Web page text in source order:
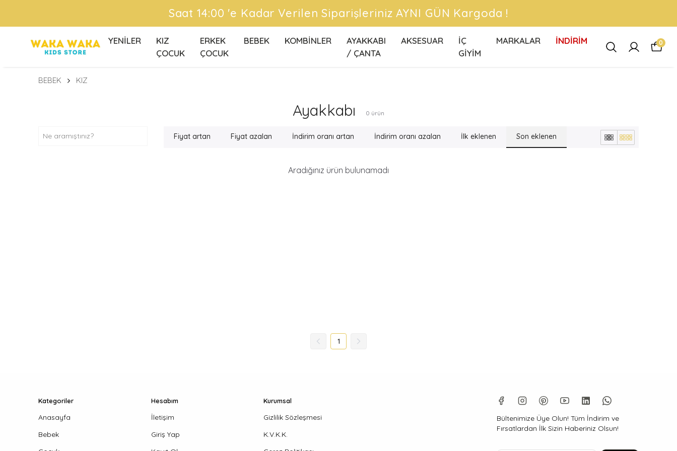
Saat 14:00 'e Kadar Verilen Siparişleriniz AYNI GÜN Kargoda !
YENİLER
KIZ
ÇOCUK
ERKEK
ÇOCUK
BEBEK KOMBİNLER
AYAKKABI
/ ÇANTA
AKSESUAR
İÇ
GİYİM
MARKALAR İNDİRİM 0
BEBEK KIZ
Ayakkabı 0 ürün
Fiyat artan Fiyat azalan İndirim oranı artan İndirim oranı azalan İlk eklenen Son eklenen
Aradığınız ürün bulunamadı
1
Kategoriler
Anasayfa
Bebek
Hesabım
İletişim
Giriş Yap
Kurumsal
Gizlilik Sözleşmesi
K.V.K.K.
Bültenimize Üye Olun! Tüm İndirim ve
Fırsatlardan İlk Sizin Haberiniz Olsun!